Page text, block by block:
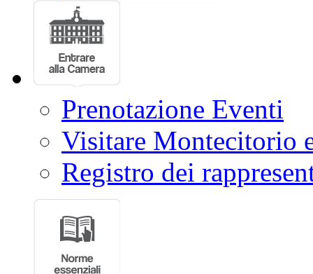
Prenotazione Eventi
Visitare Montecitorio
Registro dei